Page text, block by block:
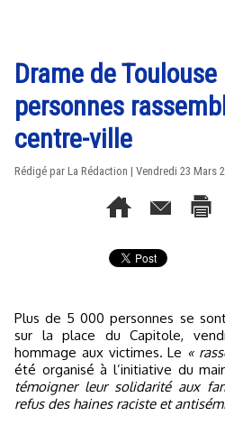
Drame de
personnes
centre-ville
Rédigé par La Rédaction | Vendredi 23 Mars
Plus de 5 000 personnes se sont rassemblées, à Toulouse
sur la place du Capitole,
hommage aux victimes. Le «
été organisé à l’initiative du
témoigner leur solidarité aux
refus des haines raciste et